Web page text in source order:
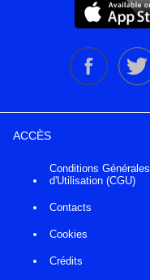
ACCÈS
Conditions Générales
d'Utilisation (CGU)
Contacts
Cookies
Crédits